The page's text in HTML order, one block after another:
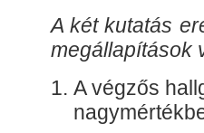
A két kutatás
megállapítások
A végzős